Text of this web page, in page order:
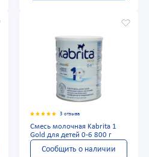
3 отзыва
Смесь молочная Kabrita 1
Gold для детей 0-6 800 г
Сообщить о наличии